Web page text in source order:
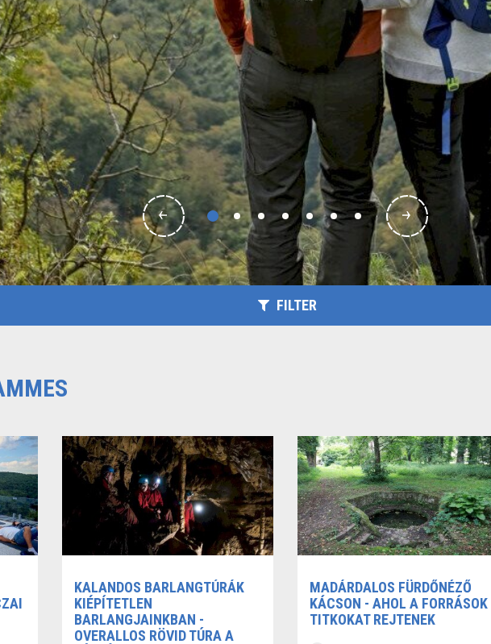
FILTER
KALANDOS BARLANGTÚRÁK
KIÉPÍTETLEN
BARLANGJAINKBAN -
OVERALLOS RÖVID TÚRA A
MADÁRDALOS FÜRDŐNÉZŐ
KÁCSON - AHOL A FORRÁSOK
TITKOKAT REJTENEK